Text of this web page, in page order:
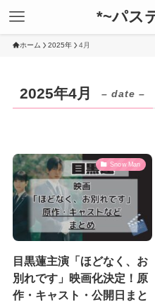
*~パス
ホーム 2025年 4月
2025年4月 – date –
Snow Man
目黒蓮主演「ほどなく、お
別れです」映画化決定！原
作・キャスト・公開日まと